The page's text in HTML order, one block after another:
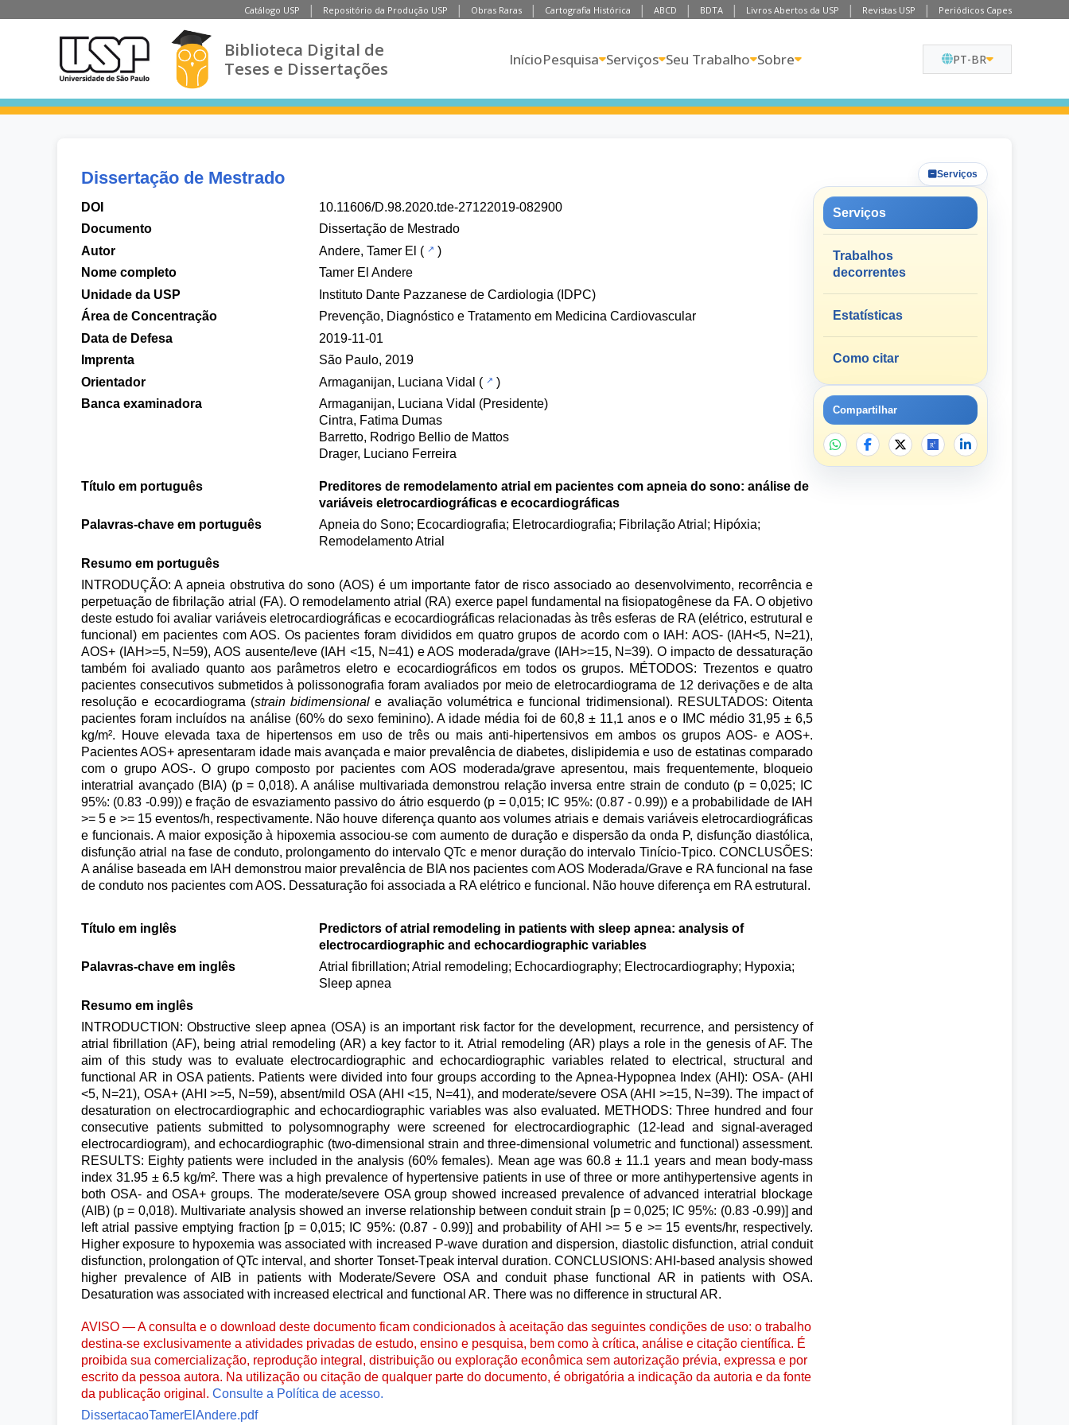
Catálogo USP Repositório da Produção USP Obras Raras Cartografia Histórica ABCD BDTA Livros Abertos da USP Revistas USP Periódicos Capes
Biblioteca Digital de
Teses e Dissertações
InícioPesquisa Serviços Seu Trabalho Sobre PT-BR
Dissertação de Mestrado
DOI
10.11606/D.98.2020.tde-27122019-082900
Documento
Dissertação de Mestrado
Autor
Andere, Tamer El (
)
Nome completo
Tamer El Andere
Unidade da USP
Instituto Dante Pazzanese de Cardiologia (IDPC)
Área de Concentração
Prevenção, Diagnóstico e Tratamento em Medicina Cardiovascular
Data de Defesa
2019-11-01
Imprenta
São Paulo, 2019
Orientador
Armaganijan, Luciana Vidal (
)
Banca examinadora
Armaganijan, Luciana Vidal (Presidente)
Cintra, Fatima Dumas
Barretto, Rodrigo Bellio de Mattos
Drager, Luciano Ferreira
Título em português
Preditores de remodelamento atrial em pacientes com apneia do sono: análise de
variáveis eletrocardiográficas e ecocardiográficas
Palavras-chave em português
Apneia do Sono; Ecocardiografia; Eletrocardiografia; Fibrilação Atrial; Hipóxia;
Remodelamento Atrial
Resumo em português
INTRODUÇÃO: A apneia obstrutiva do sono (AOS) é um importante fator de risco associado ao desenvolvimento, recorrência e
perpetuação de fibrilação atrial (FA). O remodelamento atrial (RA) exerce papel fundamental na fisiopatogênese da FA. O objetivo
deste estudo foi avaliar variáveis eletrocardiográficas e ecocardiográficas relacionadas às três esferas de RA (elétrico, estrutural e
funcional) em pacientes com AOS. Os pacientes foram divididos em quatro grupos de acordo com o IAH: AOS- (IAH<5, N=21),
AOS+ (IAH>=5, N=59), AOS ausente/leve (IAH <15, N=41) e AOS moderada/grave (IAH>=15, N=39). O impacto de dessaturação
também foi avaliado quanto aos parâmetros eletro e ecocardiográficos em todos os grupos. MÉTODOS: Trezentos e quatro
pacientes consecutivos submetidos à polissonografia foram avaliados por meio de eletrocardiograma de 12 derivações e de alta
resolução e ecocardiograma (strain bidimensional e avaliação volumétrica e funcional tridimensional). RESULTADOS: Oitenta
pacientes foram incluídos na análise (60% do sexo feminino). A idade média foi de 60,8 ± 11,1 anos e o IMC médio 31,95 ± 6,5
kg/m². Houve elevada taxa de hipertensos em uso de três ou mais anti-hipertensivos em ambos os grupos AOS- e AOS+.
Pacientes AOS+ apresentaram idade mais avançada e maior prevalência de diabetes, dislipidemia e uso de estatinas comparado
com o grupo AOS-. O grupo composto por pacientes com AOS moderada/grave apresentou, mais frequentemente, bloqueio
interatrial avançado (BIA) (p = 0,018). A análise multivariada demonstrou relação inversa entre strain de conduto (p = 0,025; IC
95%: (0.83 -0.99)) e fração de esvaziamento passivo do átrio esquerdo (p = 0,015; IC 95%: (0.87 - 0.99)) e a probabilidade de IAH
>= 5 e >= 15 eventos/h, respectivamente. Não houve diferença quanto aos volumes atriais e demais variáveis eletrocardiográficas
e funcionais. A maior exposição à hipoxemia associou-se com aumento de duração e dispersão da onda P, disfunção diastólica,
disfunção atrial na fase de conduto, prolongamento do intervalo QTc e menor duração do intervalo Tinício-Tpico. CONCLUSÕES:
A análise baseada em IAH demonstrou maior prevalência de BIA nos pacientes com AOS Moderada/Grave e RA funcional na fase
de conduto nos pacientes com AOS. Dessaturação foi associada a RA elétrico e funcional. Não houve diferença em RA estrutural.
Título em inglês
Predictors of atrial remodeling in patients with sleep apnea: analysis of
electrocardiographic and echocardiographic variables
Palavras-chave em inglês
Atrial fibrillation; Atrial remodeling; Echocardiography; Electrocardiography; Hypoxia;
Sleep apnea
Resumo em inglês
INTRODUCTION: Obstructive sleep apnea (OSA) is an important risk factor for the development, recurrence, and persistency of
atrial fibrillation (AF), being atrial remodeling (AR) a key factor to it. Atrial remodeling (AR) plays a role in the genesis of AF. The
aim of this study was to evaluate electrocardiographic and echocardiographic variables related to electrical, structural and
functional AR in OSA patients. Patients were divided into four groups according to the Apnea-Hypopnea Index (AHI): OSA- (AHI
<5, N=21), OSA+ (AHI >=5, N=59), absent/mild OSA (AHI <15, N=41), and moderate/severe OSA (AHI >=15, N=39). The impact of
desaturation on electrocardiographic and echocardiographic variables was also evaluated. METHODS: Three hundred and four
consecutive patients submitted to polysomnography were screened for electrocardiographic (12-lead and signal-averaged
electrocardiogram), and echocardiographic (two-dimensional strain and three-dimensional volumetric and functional) assessment.
RESULTS: Eighty patients were included in the analysis (60% females). Mean age was 60.8 ± 11.1 years and mean body-mass
index 31.95 ± 6.5 kg/m². There was a high prevalence of hypertensive patients in use of three or more antihypertensive agents in
both OSA- and OSA+ groups. The moderate/severe OSA group showed increased prevalence of advanced interatrial blockage
(AIB) (p = 0,018). Multivariate analysis showed an inverse relationship between conduit strain [p = 0,025; IC 95%: (0.83 -0.99)] and
left atrial passive emptying fraction [p = 0,015; IC 95%: (0.87 - 0.99)] and probability of AHI >= 5 e >= 15 events/hr, respectively.
Higher exposure to hypoxemia was associated with increased P-wave duration and dispersion, diastolic disfunction, atrial conduit
disfunction, prolongation of QTc interval, and shorter Tonset-Tpeak interval duration. CONCLUSIONS: AHI-based analysis showed
higher prevalence of AIB in patients with Moderate/Severe OSA and conduit phase functional AR in patients with OSA.
Desaturation was associated with increased electrical and functional AR. There was no difference in structural AR.
AVISO — A consulta e o download deste documento ficam condicionados à aceitação das seguintes condições de uso: o trabalho
destina-se exclusivamente a atividades privadas de estudo, ensino e pesquisa, bem como à crítica, análise e citação científica. É
proibida sua comercialização, reprodução integral, distribuição ou exploração econômica sem autorização prévia, expressa e por
escrito da pessoa autora. Na utilização ou citação de qualquer parte do documento, é obrigatória a indicação da autoria e da fonte
da publicação original. Consulte a Política de acesso.
DissertacaoTamerElAndere.pdf
Serviços
Serviços
Trabalhos
decorrentes
Estatísticas
Como citar
Compartilhar